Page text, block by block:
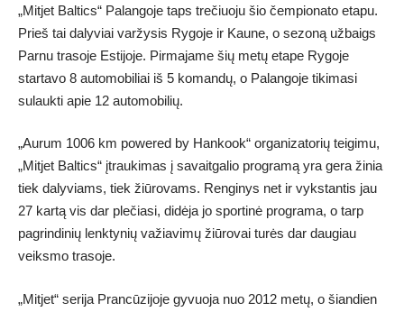
„Mitjet Baltics“ Palangoje taps trečiuoju šio čempionato etapu.
Prieš tai dalyviai varžysis Rygoje ir Kaune, o sezoną užbaigs
Parnu trasoje Estijoje. Pirmajame šių metų etape Rygoje
startavo 8 automobiliai iš 5 komandų, o Palangoje tikimasi
sulaukti apie 12 automobilių.
„Aurum 1006 km powered by Hankook“ organizatorių teigimu,
„Mitjet Baltics“ įtraukimas į savaitgalio programą yra gera žinia
tiek dalyviams, tiek žiūrovams. Renginys net ir vykstantis jau
27 kartą vis dar plečiasi, didėja jo sportinė programa, o tarp
pagrindinių lenktynių važiavimų žiūrovai turės dar daugiau
veiksmo trasoje.
„Mitjet“ serija Prancūzijoje gyvuoja nuo 2012 metų, o šiandien